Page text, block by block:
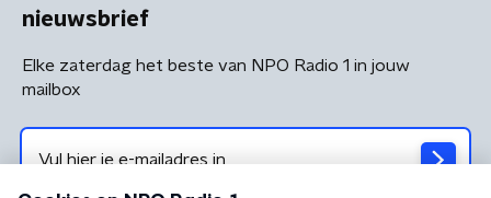
nieuwsbrief
Elke zaterdag het beste van NPO Radio 1 in jouw
mailbox